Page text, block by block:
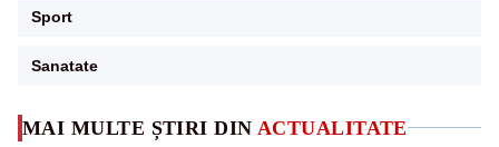
MAI MULTE ȘTIRI DIN ACTUALITATE
Sport
Sanatate